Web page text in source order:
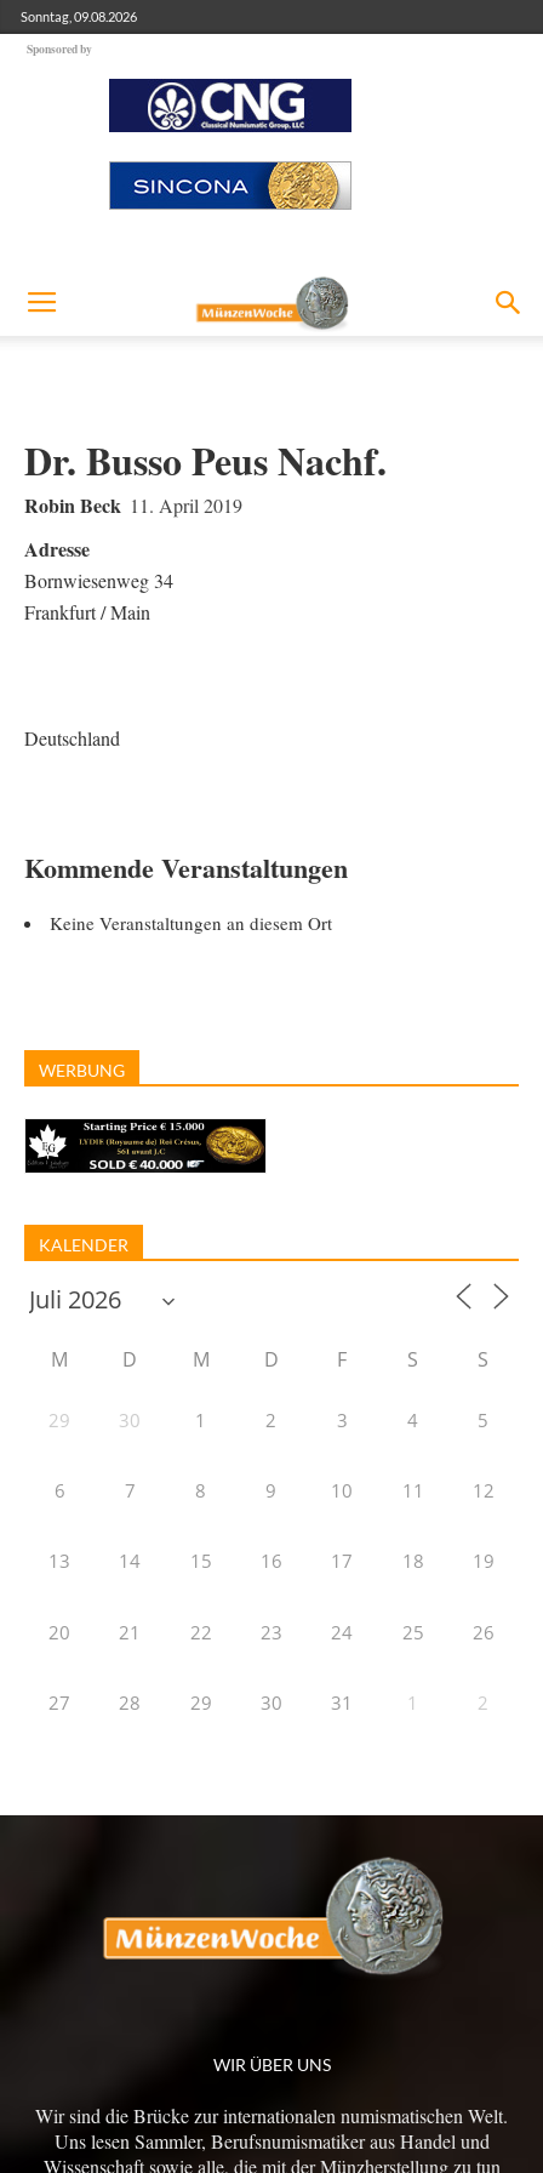
Sonntag, 09.08.2026
Sponsored by
Dr. Busso Peus Nachf.
Robin Beck 11. April 2019
Adresse
Bornwiesenweg 34
Frankfurt / Main
Deutschland
Kommende Veranstaltungen
Keine Veranstaltungen an diesem Ort
WERBUNG
KALENDER
M D M D F S S
29 30 1 2 3 4 5
6 7 8 9 10 11 12
13 14 15 16 17 18 19
20 21 22 23 24 25 26
27 28 29 30 31 1 2
WIR ÜBER UNS
Wir sind die Brücke zur internationalen numismatischen Welt.
Uns lesen Sammler, Berufsnumismatiker aus Handel und
Wissenschaft sowie alle, die mit der Münzherstellung zu tun